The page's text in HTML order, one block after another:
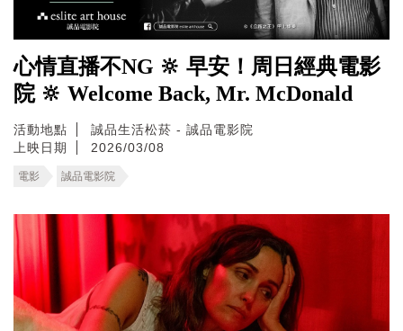
心情直播不NG 🔆 早安！周日經典電影
院 🔆 Welcome Back, Mr. McDonald
活動地點
誠品生活松菸 - 誠品電影院
上映日期
2026/03/08
電影 誠品電影院